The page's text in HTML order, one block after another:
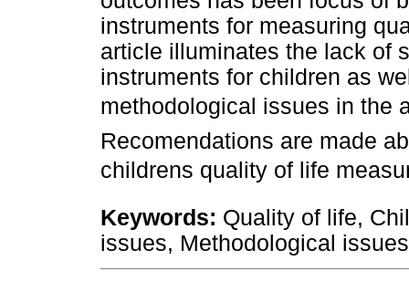
instruments for measuring
article illuminates the lack of
instruments for children as
methodological issues in the
Recomendations are made
childrens quality of life
Keywords: Quality of life,
issues, Methodological